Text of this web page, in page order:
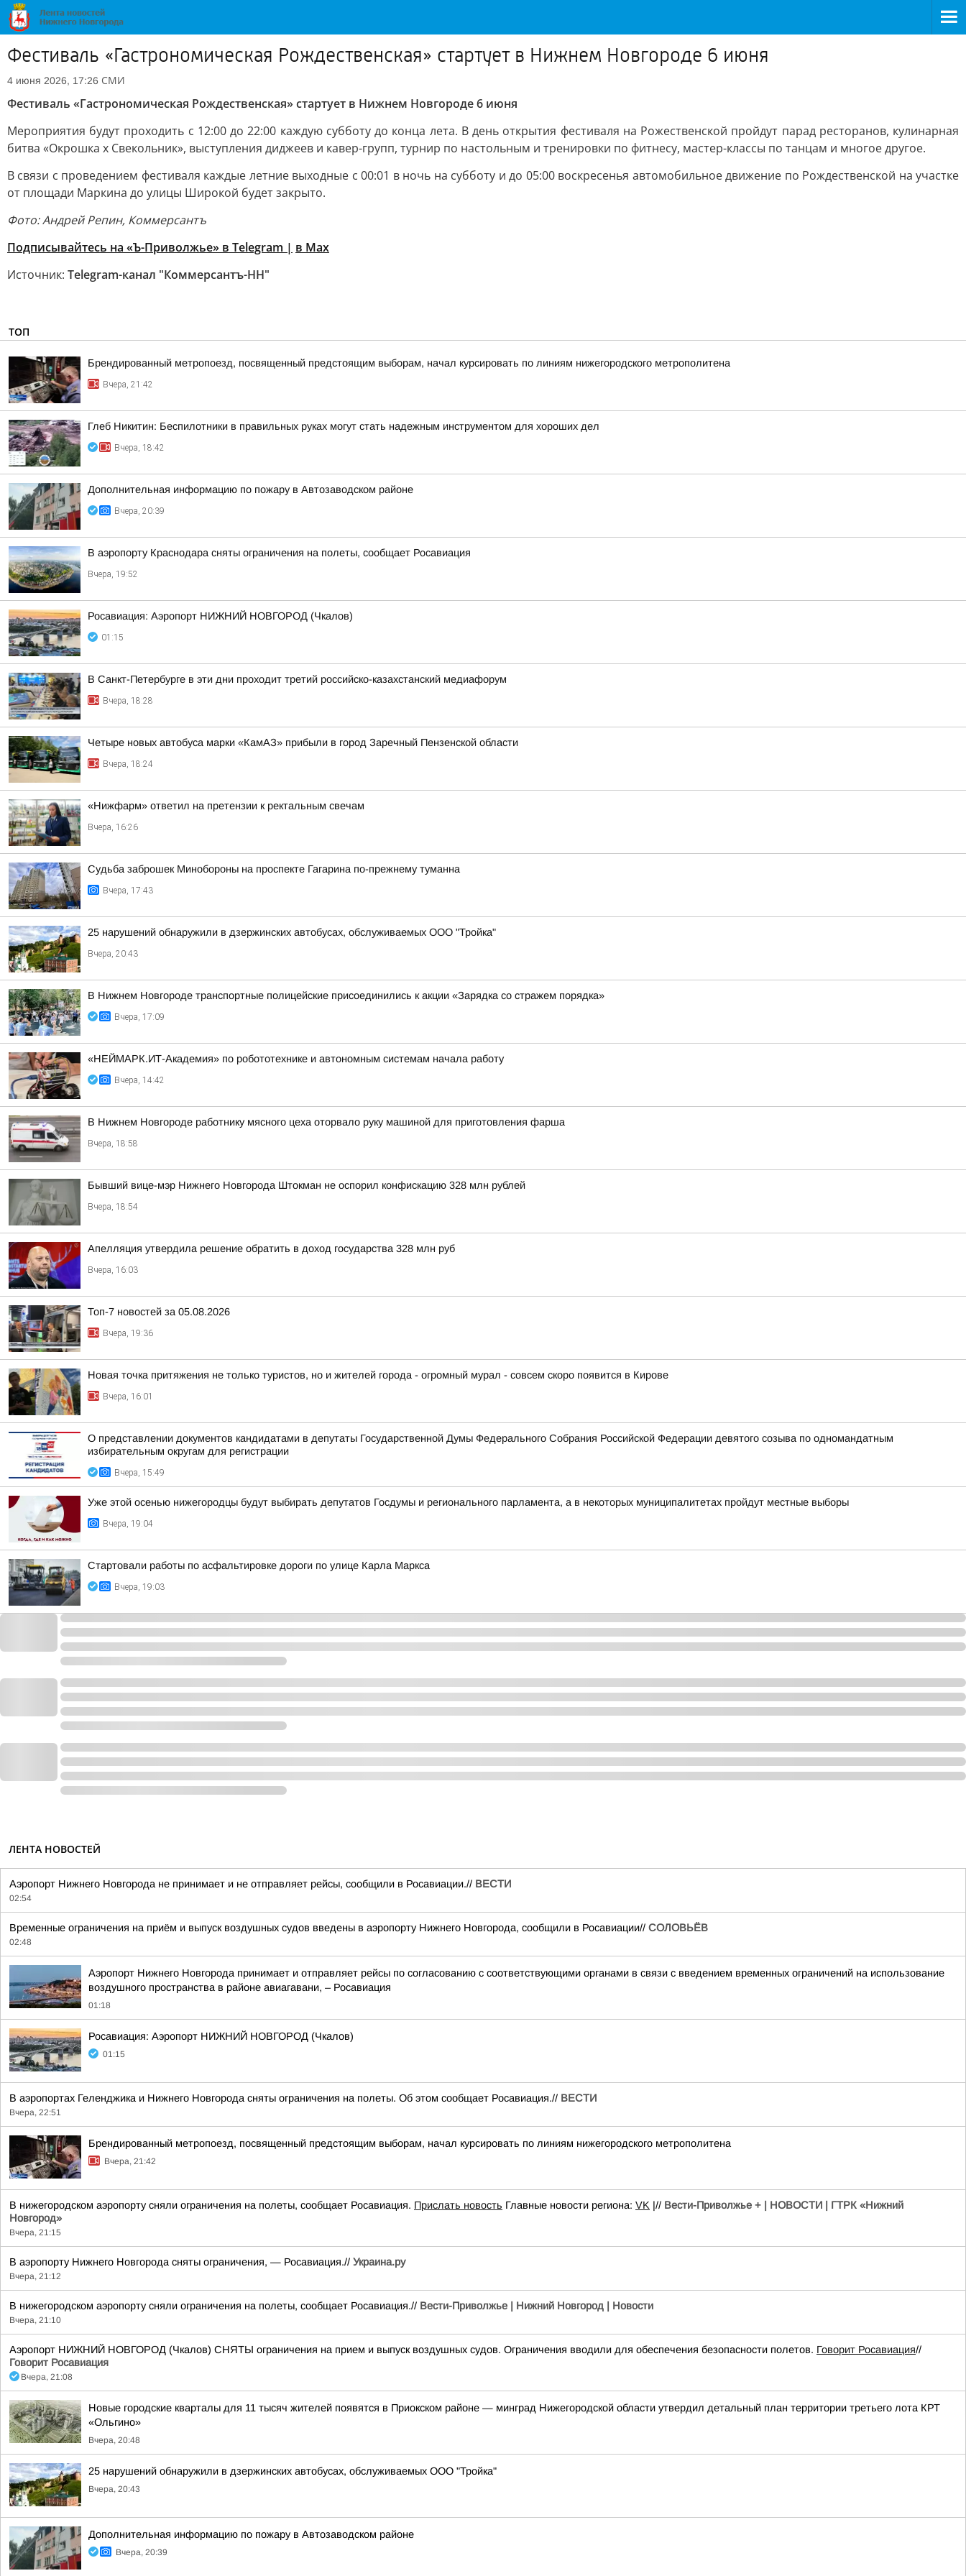
Фестиваль «Гастрономическая Рождественская» стартует в Нижнем Новгороде 6 июня
4 июня 2026, 17:26 СМИ
Фестиваль «Гастрономическая Рождественская» стартует в Нижнем Новгороде 6 июня
Мероприятия будут проходить с 12:00 до 22:00 каждую субботу до конца лета. В день открытия фестиваля на Рожественской пройдут парад ресторанов, кулинарная
битва «Окрошка х Свекольник», выступления диджеев и кавер-групп, турнир по настольным и тренировки по фитнесу, мастер-классы по танцам и многое другое.
В связи с проведением фестиваля каждые летние выходные с 00:01 в ночь на субботу и до 05:00 воскресенья автомобильное движение по Рождественской на участке
от площади Маркина до улицы Широкой будет закрыто.
Фото: Андрей Репин, Коммерсантъ
Подписывайтесь на «Ъ-Приволжье» в Telegram | в Mах
Источник: Telegram-канал "Коммерсантъ-НН"
ТОП
Брендированный метропоезд, посвященный предстоящим выборам, начал курсировать по линиям нижегородского метрополитена
Вчера, 21:42
Глеб Никитин: Беспилотники в правильных руках могут стать надежным инструментом для хороших дел
Вчера, 18:42
Дополнительная информацию по пожару в Автозаводском районе
Вчера, 20:39
В аэропорту Краснодара сняты ограничения на полеты, сообщает Росавиация
Вчера, 19:52
Росавиация: Аэропорт НИЖНИЙ НОВГОРОД (Чкалов)
01:15
В Санкт-Петербурге в эти дни проходит третий российско-казахстанский медиафорум
Вчера, 18:28
Четыре новых автобуса марки «КамАЗ» прибыли в город Заречный Пензенской области
Вчера, 18:24
«Нижфарм» ответил на претензии к ректальным свечам
Вчера, 16:26
Судьба заброшек Минобороны на проспекте Гагарина по-прежнему туманна
Вчера, 17:43
25 нарушений обнаружили в дзержинских автобусах, обслуживаемых ООО "Тройка"
Вчера, 20:43
В Нижнем Новгороде транспортные полицейские присоединились к акции «Зарядка со стражем порядка»
Вчера, 17:09
«НЕЙМАРК.ИТ-Академия» по робототехнике и автономным системам начала работу
Вчера, 14:42
В Нижнем Новгороде работнику мясного цеха оторвало руку машиной для приготовления фарша
Вчера, 18:58
Бывший вице-мэр Нижнего Новгорода Штокман не оспорил конфискацию 328 млн рублей
Вчера, 18:54
Апелляция утвердила решение обратить в доход государства 328 млн руб
Вчера, 16:03
Топ-7 новостей за 05.08.2026
Вчера, 19:36
Новая точка притяжения не только туристов, но и жителей города - огромный мурал - совсем скоро появится в Кирове
Вчера, 16:01
О представлении документов кандидатами в депутаты Государственной Думы Федерального Собрания Российской Федерации девятого созыва по одномандатным
избирательным округам для регистрации
Вчера, 15:49
Уже этой осенью нижегородцы будут выбирать депутатов Госдумы и регионального парламента, а в некоторых муниципалитетах пройдут местные выборы
Вчера, 19:04
Стартовали работы по асфальтировке дороги по улице Карла Маркса
Вчера, 19:03
ЛЕНТА НОВОСТЕЙ
Аэропорт Нижнего Новгорода не принимает и не отправляет рейсы, сообщили в Росавиации.// ВЕСТИ
02:54
Временные ограничения на приём и выпуск воздушных судов введены в аэропорту Нижнего Новгорода, сообщили в Росавиации// СОЛОВЬЁВ
02:48
Аэропорт Нижнего Новгорода принимает и отправляет рейсы по согласованию с соответствующими органами в связи с введением временных ограничений на использование
воздушного пространства в районе авиагавани, – Росавиация
01:18
Росавиация: Аэропорт НИЖНИЙ НОВГОРОД (Чкалов)
01:15
В аэропортах Геленджика и Нижнего Новгорода сняты ограничения на полеты. Об этом сообщает Росавиация.// ВЕСТИ
Вчера, 22:51
Брендированный метропоезд, посвященный предстоящим выборам, начал курсировать по линиям нижегородского метрополитена
Вчера, 21:42
В нижегородском аэропорту сняли ограничения на полеты, сообщает Росавиация. Прислать новость Главные новости региона: VK |// Вести-Приволжье + | НОВОСТИ | ГТРК «Нижний
Новгород»
Вчера, 21:15
В аэропорту Нижнего Новгорода сняты ограничения, — Росавиация.// Украина.ру
Вчера, 21:12
В нижегородском аэропорту сняли ограничения на полеты, сообщает Росавиация.// Вести-Приволжье | Нижний Новгород | Новости
Вчера, 21:10
Аэропорт НИЖНИЙ НОВГОРОД (Чкалов) СНЯТЫ ограничения на прием и выпуск воздушных судов. Ограничения вводили для обеспечения безопасности полетов. Говорит Росавиация//
Говорит Росавиация
Вчера, 21:08
Новые городские кварталы для 11 тысяч жителей появятся в Приокском районе — минград Нижегородской области утвердил детальный план территории третьего лота КРТ
«Ольгино»
Вчера, 20:48
25 нарушений обнаружили в дзержинских автобусах, обслуживаемых ООО "Тройка"
Вчера, 20:43
Дополнительная информацию по пожару в Автозаводском районе
Вчера, 20:39